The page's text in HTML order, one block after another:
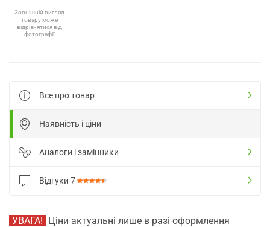
Зовнішній вигляд
товару може
відрізнятися від
фотографії
Все про товар
Наявність і ціни
Аналоги і замінники
Відгуки 7
УВАГА! Ціни актуальні лише в разі оформлення